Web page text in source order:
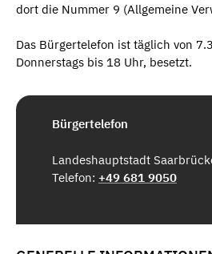
dort die Nummer 9 (Allgemeine
Das Bürgertelefon ist täglich von
Donnerstags bis 18 Uhr, besetzt.
Bürgertelefon
Landeshauptstadt
Telefon: +49 681 9050